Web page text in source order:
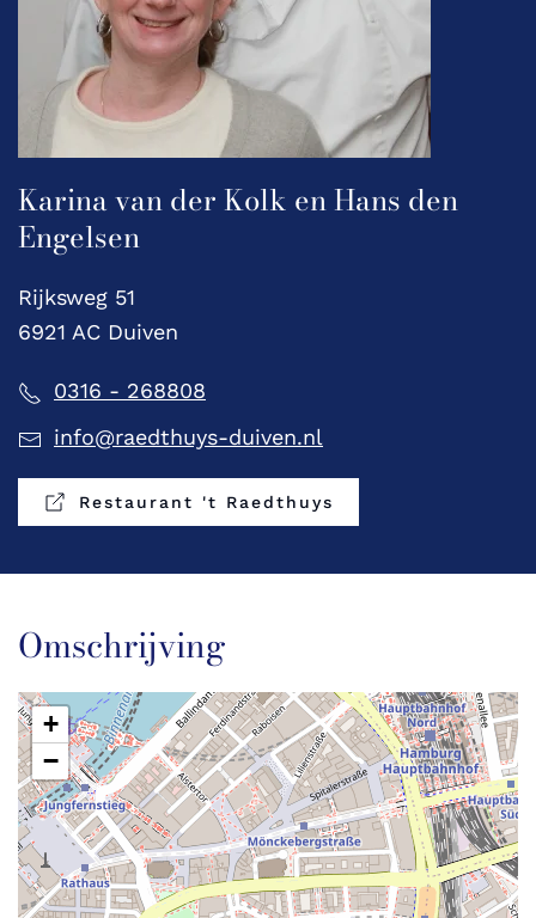
Karina van der Kolk en Hans den
Engelsen
Rijksweg 51
6921 AC Duiven
0316 - 268808
info@raedthuys-duiven.nl
Restaurant 't Raedthuys
Omschrijving
+
−